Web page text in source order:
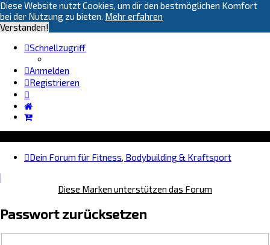
Diese Website nutzt Cookies, um dir den bestmöglichen Komfort
bei der Nutzung zu bieten. Mehr erfahren
Verstanden!
Schnellzugriff
Anmelden
Registrieren
Dein Forum für Fitness, Bodybuilding & Kraftsport
Diese Marken unterstützen das Forum
Passwort zurücksetzen